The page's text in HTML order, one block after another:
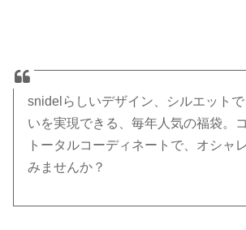
snidelらしいデザイン、シルエット
いを実現できる、毎年人気の福袋。
トータルコーディネートで、オシャ
みませんか？